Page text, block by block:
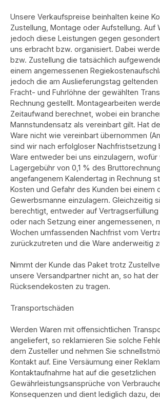
Unsere Verkaufspreise beinhalten keine
Zustellung, Montage oder Aufstellung. Auf
jedoch diese Leistungen gegen
uns erbracht bzw. organisiert. Dabei
bzw. Zustellung die tatsächlich
einem angemessenen
jedoch die am Auslieferungstag geltenden
Fracht- und Fuhrlöhne der gewählten
Rechnung gestellt. Montagearbeiten
Zeitaufwand berechnet, wobei ein
Mannstundensatz als vereinbart gilt. Hat
Ware nicht wie vereinbart übernommen
sind wir nach erfolgloser Nachfristsetzung
Ware entweder bei uns einzulagern, wofür
Lagergebühr von 0,1 % des
angefangenem Kalendertag in Rechnung
Kosten und Gefahr des Kunden bei einem
Gewerbsmanne einzulagern. Gleichzeitig
berechtigt, entweder auf Vertragserfüllung
oder nach Setzung einer angemessenen,
Wochen umfassenden Nachfrist vom
zurückzutreten und die Ware anderweitig
Nimmt der Kunde das Paket trotz
unsere Versandpartner nicht an, so hat
Rücksendekosten zu tragen.
Transportschäden
Werden Waren mit offensichtlichen
angeliefert, so reklamieren Sie solche
dem Zusteller und nehmen Sie
Kontakt auf. Eine Versäumung einer
Kontaktaufnahme hat auf die gesetzlichen
Gewährleistungsansprüche von
Konsequenzen und dient lediglich dazu,